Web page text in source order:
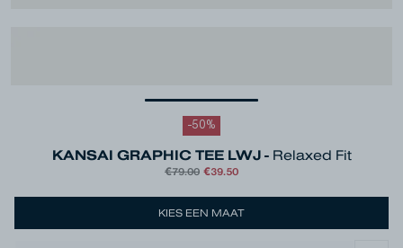
-50%
KANSAI GRAPHIC TEE LWJ - Relaxed Fit
€79.00 €39.50
Kleur Green
KIES EEN MAAT